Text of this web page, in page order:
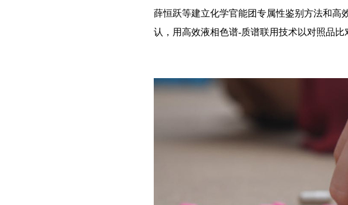
薛恒跃等建立化学官能团专属性鉴别方法和高
认，用高效液相色谱-质谱联用技术以对照品比